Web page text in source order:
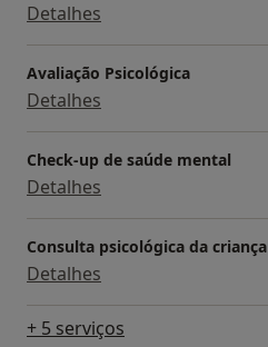
Detalhes
Avaliação Psicológica
Detalhes
Check-up de saúde mental
Detalhes
Consulta psicológica da criança
Detalhes
+ 5 serviços